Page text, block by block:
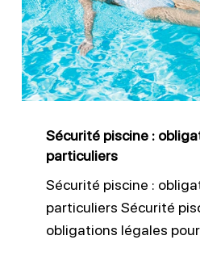
obligations
légales
des
particuliers
Sécurité piscine :
particuliers
Sécurité piscine :
particuliers Sécurité
obligations légales